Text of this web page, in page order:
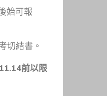
始可報
切結書。
前以限